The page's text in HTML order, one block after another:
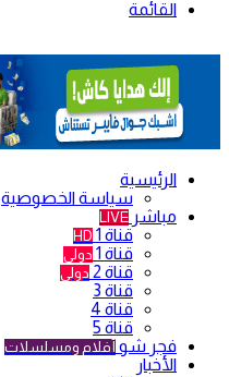
القائمة
الرئيسية
سياسة الخصوصية
مباشر LIVE
قناة 1 HD
قناة 1 دولي
قناة 2 دولي
قناة 3
قناة 4
قناة 5
فجر شو أفلام ومسلسلات
الأخبار